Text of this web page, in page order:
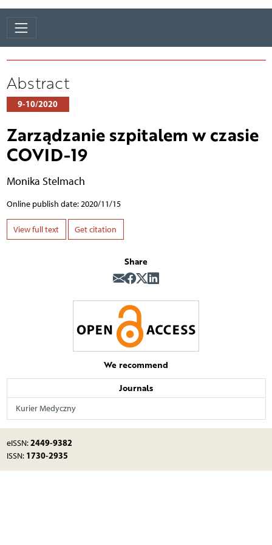
Abstract
9-10/2020
Zarządzanie szpitalem w czasie
COVID-19
Monika Stelmach
Online publish date: 2020/11/15
View full text Get citation
Share
We recommend
Journals
Kurier Medyczny
eISSN:2449-9382
ISSN: 1730-2935